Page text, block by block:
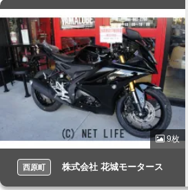
9枚
西原町 株式会社 花城モータース